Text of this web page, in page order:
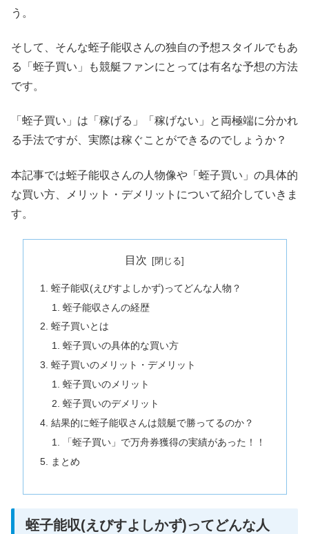
う。
そして、そんな蛭子能収さんの独自の予想スタイルでもあ
る「蛭子買い」も競艇ファンにとっては有名な予想の方法
です。
「蛭子買い」は「稼げる」「稼げない」と両極端に分かれ
る手法ですが、実際は稼ぐことができるのでしょうか？
本記事では蛭子能収さんの人物像や「蛭子買い」の具体的
な買い方、メリット・デメリットについて紹介していきま
す。
目次
蛭子能収(えびすよしかず)ってどんな人物？
蛭子能収さんの経歴
蛭子買いとは
蛭子買いの具体的な買い方
蛭子買いのメリット・デメリット
蛭子買いのメリット
蛭子買いのデメリット
結果的に蛭子能収さんは競艇で勝ってるのか？
「蛭子買い」で万舟券獲得の実績があった！！
まとめ
蛭子能収(えびすよしかず)ってどんな人